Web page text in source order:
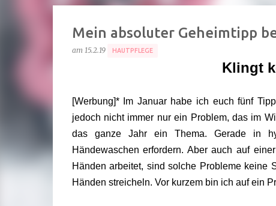
Mein absoluter Geheimtipp
am 15.2.19 HAUTPFLEGE
Klingt
[Werbung]* Im Januar habe ich euch fünf
jedoch nicht immer nur ein Problem, das im
das ganze Jahr ein Thema. Gerade in
Händewaschen erfordern. Aber auch auf
Händen arbeitet, sind solche Probleme keine
Händen streicheln. Vor kurzem bin ich auf ein